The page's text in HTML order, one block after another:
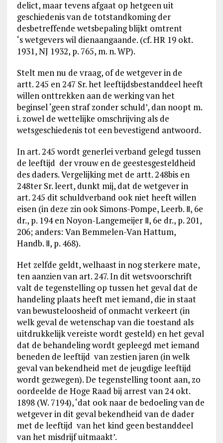
delict, maar tevens afgaat op hetgeen uit
geschiedenis van de totstandkoming der
desbetreffende wetsbepaling blijkt omtrent
‘s wetgevers wil dienaangaande. (cf. HR 19 okt.
1931, NJ 1932, p. 765, m. n. WP).
Stelt men nu de vraag, of de wetgever in de
artt. 245 en 247 Sr. het leeftijdsbestanddeel heeft
willen onttrekken aan de werking van het
beginsel ‘geen straf zonder schuld’, dan noopt m.
i. zowel de wettelijke omschrijving als de
wetsgeschiedenis tot een bevestigend antwoord.
In art. 245 wordt generlei verband gelegd tussen
de leeftijd der vrouw en de geestesgesteldheid
des daders. Vergelijking met de artt. 248bis en
248ter Sr. leert, dunkt mij, dat de wetgever in
art. 245 dit schuldverband ook niet heeft willen
eisen (in deze zin ook Simons-Pompe, Leerb. Ⅱ, 6e
dr., p. 194 en Noyon-Langemeijer Ⅱ, 6e dr., p. 201,
206; anders: Van Bemmelen-Van Hattum,
Handb. Ⅱ, p. 468).
Het zelfde geldt, welhaast in nog sterkere mate,
ten aanzien van art. 247. In dit wetsvoorschrift
valt de tegenstelling op tussen het geval dat de
handeling plaats heeft met iemand, die in staat
van bewusteloosheid of onmacht verkeert (in
welk geval de wetenschap van die toestand als
uitdrukkelijk vereiste wordt gesteld) en het geval
dat de behandeling wordt gepleegd met iemand
beneden de leeftijd van zestien jaren (in welk
geval van bekendheid met de jeugdige leeftijd
wordt gezwegen). De tegenstelling toont aan, zo
oordeelde de Hoge Raad bij arrest van 24 okt.
1898 (W. 7194), ‘dat ook naar de bedoeling van de
wetgever in dit geval bekendheid van de dader
met de leeftijd van het kind geen bestanddeel
van het misdrijf uitmaakt’.